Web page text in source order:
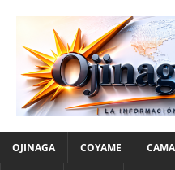
OJINAGA COYAME